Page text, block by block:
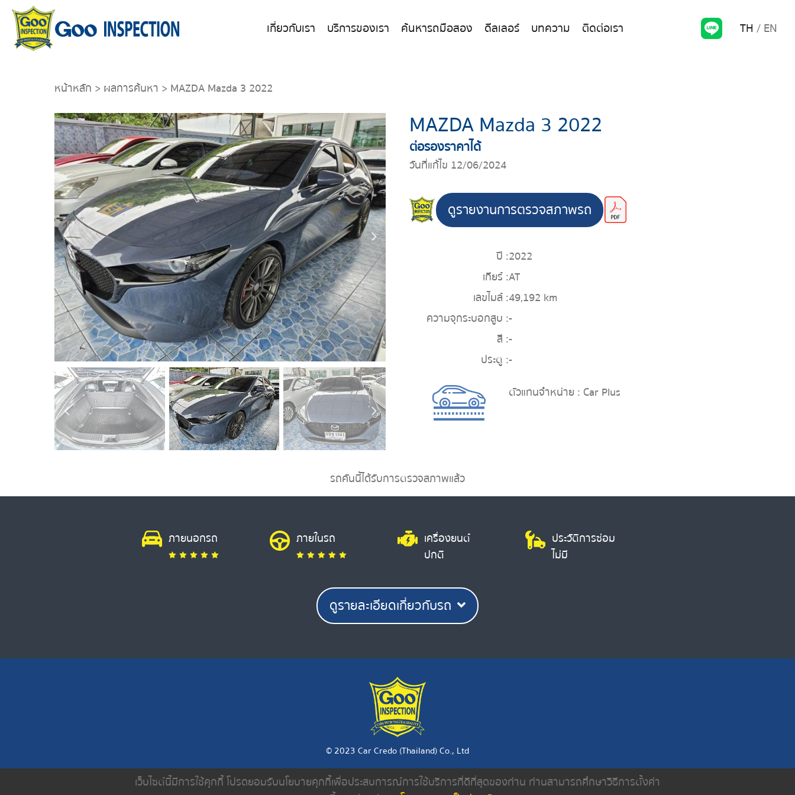
เกี่ยวกับเรา บริการของเรา ค้นหารถมือสอง ดีลเลอร์ บทความ ติดต่อเรา TH EN
หน้าหลัก > ผลการค้นหา > MAZDA Mazda 3 2022
MAZDA Mazda 3 2022
ต่อรองราคาได้
วันที่แก้ไข 12/06/2024
ดูรายงานการตรวจสภาพรถ
ปี :2022
เกียร์ :AT
เลขไมล์ :49,192 km
ความจุกระบอกสูบ :-
สี :-
ประตู :-
ตัวแทนจำหน่าย : Car Plus
รถคันนี้ได้รับการตรวจสภาพแล้ว
ภายนอกรถ ภายในรถ
เครื่องยนต์
ปกติ
ประวัติการซ่อม
ไม่มี
ดูรายละเอียดเกี่ยวกับรถ
© 2023 Car Credo (Thailand) Co., Ltd
เกี่ยวกับเรา บริการของเรา ค้นหารถมือสอง ดีลเลอร์ บทความ ติดต่อเรา นโยบายความเป็นส่วนตัว
เว็บไซต์นี้มีการใช้คุกกี้ โปรดยอมรับนโยบายคุกกี้เพื่อประสบการณ์การใช้บริการที่ดีที่สุดของท่าน ท่านสามารถศึกษาวิธีการตั้งค่า